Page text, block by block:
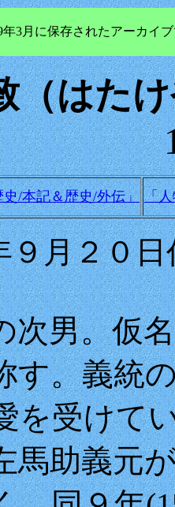
年3月に保存されたアーカイ
（はた
史/本記＆歴史/外伝」 「
９月２０
次男。仮
す。義統
を受けて
馬助義元